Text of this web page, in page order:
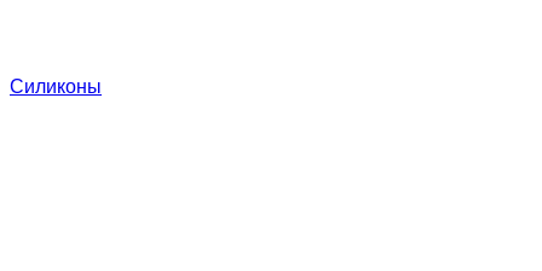
Силиконы